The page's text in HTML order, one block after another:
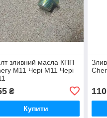
зливний масла КПП
M11 Чері М11 Чері
₴
Купити
110